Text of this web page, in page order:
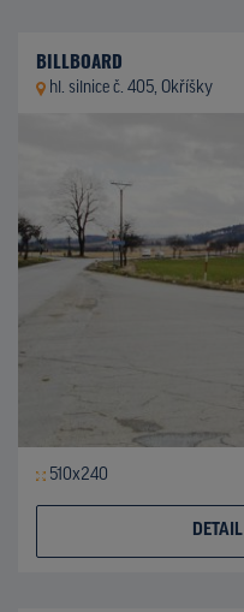
BILLBOARD
hl. silnice č. 405, Okříšky
510x240
DETAIL